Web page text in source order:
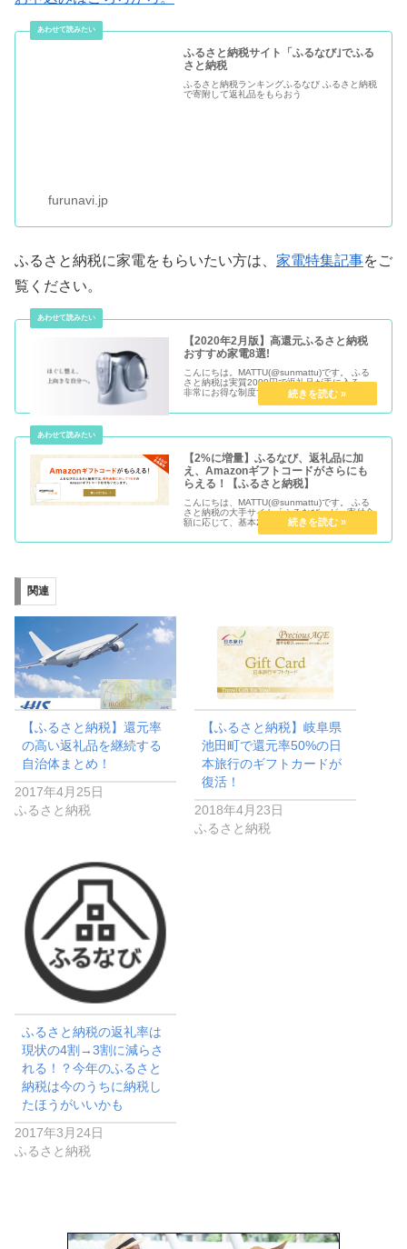
ふるさと納税サイト「ふるなび｣でふる
さと納税
ふるさと納税ランキングふるなび ふるさと納税
で寄附して返礼品をもらおう
furunavi.jp
ふるさと納税に家電をもらいたい方は、 家電特集記事をご
覧ください。
【2020年2月版】高還元ふるさと納税
おすすめ家電8選!
こんにちは。MATTU(@sunmattu)です。 ふる
さと納税は実質2000円で返礼品が手に入る、
非常にお得な制度です。 しかし、ふるさと納税
で生活家電を見つけるのって意外と大変なんで
すよね。 とくに、高額のパソコンが前面に出て
【2%に増量】ふるなび、返礼品に加
え、Amazonギフトコードがさらにも
らえる！【ふるさと納税】
こんにちは、MATTU(@sunmattu)です。 ふる
さと納税の大手サイト「ふるなび」が、寄付金
額に応じて、基本2%分、特定の自治体には3%
～11%増量してAmazonギフトコードを進呈し
ています。 2018年11月30日から12月31日...
関連
【ふるさと納税】還元率
の高い返礼品を継続する
自治体まとめ！
2017年4月25日
ふるさと納税
【ふるさと納税】岐阜県
池田町で還元率50%の日
本旅行のギフトカードが
復活！
2018年4月23日
ふるさと納税
ふるさと納税の返礼率は
現状の4割→3割に減らさ
れる！？今年のふるさと
納税は今のうちに納税し
たほうがいいかも
2017年3月24日
ふるさと納税